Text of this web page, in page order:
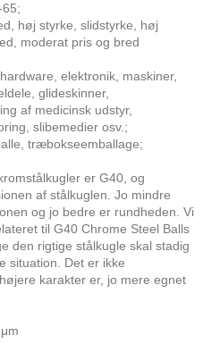
høj styrke, slidstyrke, høj
moderat pris og bred
elektronik, maskiner,
glideskinner,
af medicinsk udstyr,
slibemedier osv.;
træbokseemballage;
er G40, og
af ​​stålkuglen. Jo mindre
og jo bedre er rundheden. Vi
til G40 Chrome Steel Balls
den rigtige stålkugle skal stadig
situation. Det er ikke
karakter er, jo mere egnet